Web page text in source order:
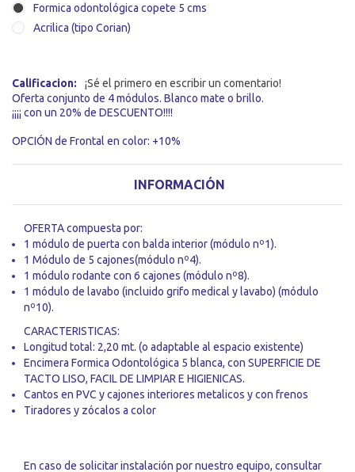
Formica odontológica copete 5 cms
Acrilica (tipo Corian)
Calificacion:
¡Sé el primero en escribir un comentario!
Oferta conjunto de 4 módulos. Blanco mate o brillo.
¡¡¡¡ con un 20% de DESCUENTO!!!!
OPCIÓN de Frontal en color: +10%
INFORMACIÓN
OFERTA compuesta por:
1 módulo de puerta con balda interior(módulo nº1).
1 Módulo de 5 cajones(módulo nº4).
1 módulo rodante con 6 cajones (módulo nº8).
1 módulo de lavabo (incluido grifo medical y lavabo) (módulo
nº10).
CARACTERISTICAS:
Longitud total: 2,20 mt. (o adaptable al espacio existente)
Encimera Formica Odontológica 5 blanca, con SUPERFICIE DE
TACTO LISO, FACIL DE LIMPIAR E HIGIENICAS.
Cantos en PVC y cajones interiores metalicos y con frenos
Tiradores y zócalos a color
En caso de solicitar instalación por nuestro equipo, consultar